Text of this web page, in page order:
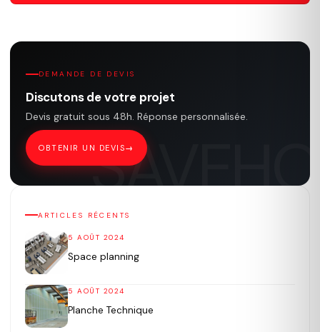
DEMANDE DE DEVIS
Discutons de votre projet
Devis gratuit sous 48h. Réponse personnalisée.
OBTENIR UN DEVIS
ARTICLES RÉCENTS
5 AOÛT 2024
Space planning
5 AOÛT 2024
Planche Technique